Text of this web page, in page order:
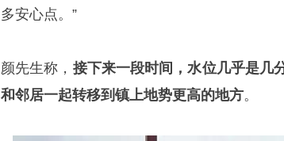
多安心点。”
颜先生称， 接下来一段时间，水位几乎是几
和邻居一起转移到镇上地势更高的地方。